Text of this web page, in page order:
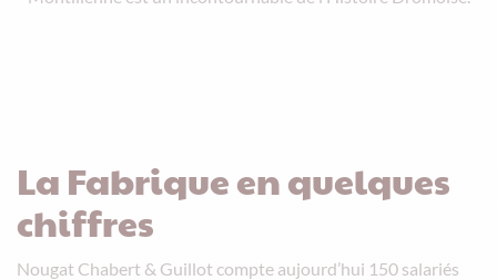
La Fabrique en quelques
chiffres
Nougat Chabert & Guillot compte aujourd’hui 150 salariés